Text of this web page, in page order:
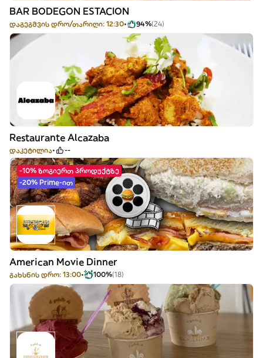
BAR BODEGON ESTACION
დაგეგმვის დრო/თარიღი: 12:30 94%(24)
Restaurante Alcazaba
დაკეტილია --
-10% ზოგიერთ პროდუქტზე
-20% Prime-ით
American Movie Dinner
გახსნის დრო: 13:00 100%(18)